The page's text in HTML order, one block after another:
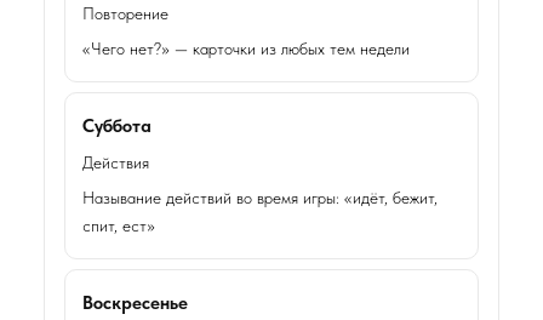
Повторение
«Чего нет?» — карточки из любых тем недели
Суббота
Действия
Называние действий во время игры: «идёт, бежит,
спит, ест»
Воскресенье